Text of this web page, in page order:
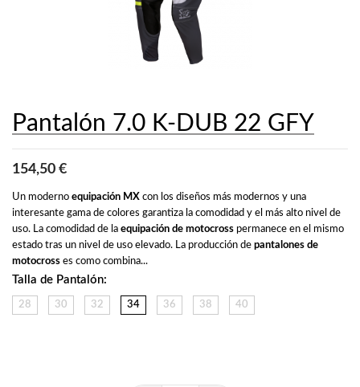
Pantalón 7.0 K-DUB 22 GFY
154,50 €
Un moderno equipación MX con los diseños más modernos y una
interesante gama de colores garantiza la comodidad y el más alto nivel de
uso. La comodidad de la equipación de motocross permanece en el mismo
estado tras un nivel de uso elevado. La producción de pantalones de
motocross es como combina...
Talla de Pantalón:
28 30 32 34 36 38 40